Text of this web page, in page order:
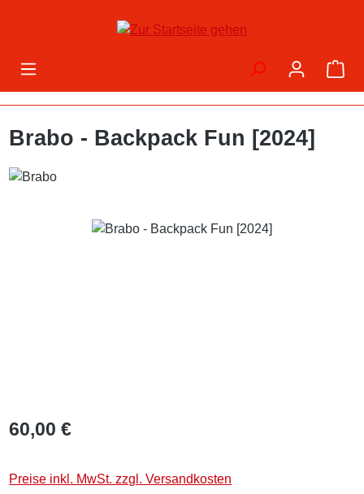
Zum Hauptinhalt springen
Brabo - Backpack Fun [2024]
Bildergalerie überspringen
60,00 €
Preise inkl. MwSt. zzgl. Versandkosten